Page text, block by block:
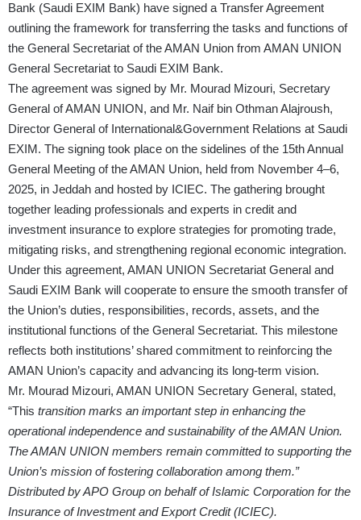
Bank (Saudi EXIM Bank) have signed a Transfer Agreement
outlining the framework for transferring the tasks and functions of
the General Secretariat of the AMAN Union from AMAN UNION
General Secretariat to Saudi EXIM Bank.
The agreement was signed by Mr. Mourad Mizouri, Secretary
General of AMAN UNION, and Mr. Naif bin Othman Alajroush,
Director General of International&Government Relations at Saudi
EXIM. The signing took place on the sidelines of the 15th Annual
General Meeting of the AMAN Union, held from November 4–6,
2025, in Jeddah and hosted by ICIEC. The gathering brought
together leading professionals and experts in credit and
investment insurance to explore strategies for promoting trade,
mitigating risks, and strengthening regional economic integration.
Under this agreement, AMAN UNION Secretariat General and
Saudi EXIM Bank will cooperate to ensure the smooth transfer of
the Union’s duties, responsibilities, records, assets, and the
institutional functions of the General Secretariat. This milestone
reflects both institutions’ shared commitment to reinforcing the
AMAN Union’s capacity and advancing its long-term vision.
Mr. Mourad Mizouri, AMAN UNION Secretary General, stated,
“This transition marks an important step in enhancing the
operational independence and sustainability of the AMAN Union.
The AMAN UNION members remain committed to supporting the
Union’s mission of fostering collaboration among them.”
Distributed by APO Group on behalf of Islamic Corporation for the
Insurance of Investment and Export Credit (ICIEC).